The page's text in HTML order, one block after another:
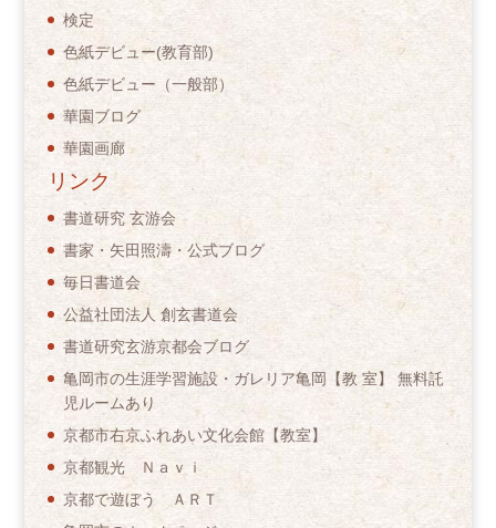
検定
色紙デビュー(教育部)
色紙デビュー（一般部）
華園ブログ
華園画廊
リンク
書道研究 玄游会
書家・矢田照濤・公式ブログ
毎日書道会
公益社団法人 創玄書道会
書道研究玄游京都会ブログ
亀岡市の生涯学習施設・ガレリア亀岡【教 室】 無料託
児ルームあり
京都市右京ふれあい文化会館【教室】
京都観光 Ｎａｖｉ
京都で遊ぼう ＡＲＴ